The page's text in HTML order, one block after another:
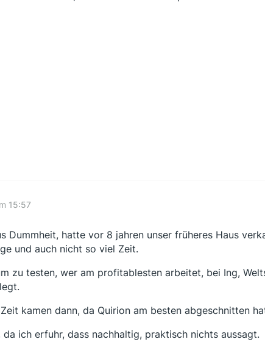
15:57
Dummheit, hatte vor 8 jahren unser früheres Haus
und auch nicht so viel Zeit.
zu testen, wer am profitablesten arbeitet, bei Ing,
kamen dann, da Quirion am besten abgeschnitten
da ich erfuhr, dass nachhaltig, praktisch nichts aussagt.